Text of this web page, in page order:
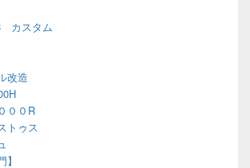
カスタム
改造
００R
トゥス